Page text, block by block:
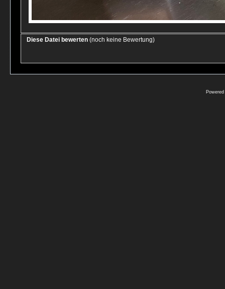
Diese Datei bewerten (noch keine Bewertung)